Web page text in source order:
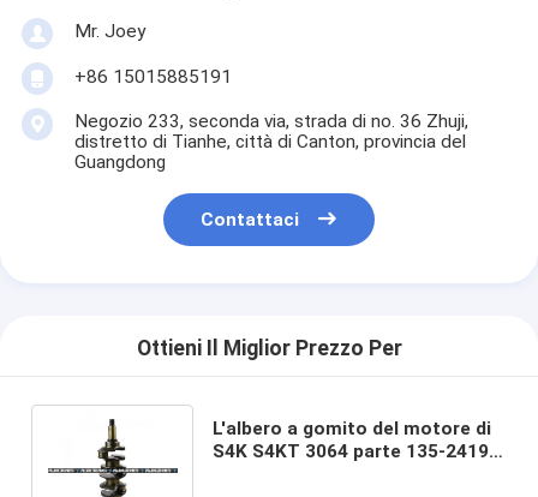
Mr. Joey
+86 15015885191
Negozio 233, seconda via, strada di no. 36 Zhuji,
distretto di Tianhe, città di Canton, provincia del
Guangdong
Contattaci
Ottieni Il Miglior Prezzo Per
L'albero a gomito del motore di
S4K S4KT 3064 parte 135-2419